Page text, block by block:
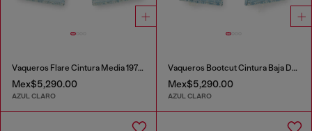
Vaqueros Flare Cintura Media 1978 D-Akemi
Mex$5,290.00
AZUL CLARO
Vaqueros Bootcut Cintura Baja D-Hush
Mex$5,290.00
AZUL CLARO